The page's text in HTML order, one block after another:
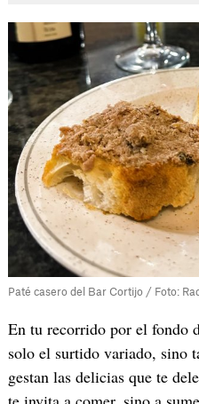
Paté casero del Bar Cortijo / Foto:
En tu recorrido por el fondo
solo el surtido variado, sino
gestan las delicias que te